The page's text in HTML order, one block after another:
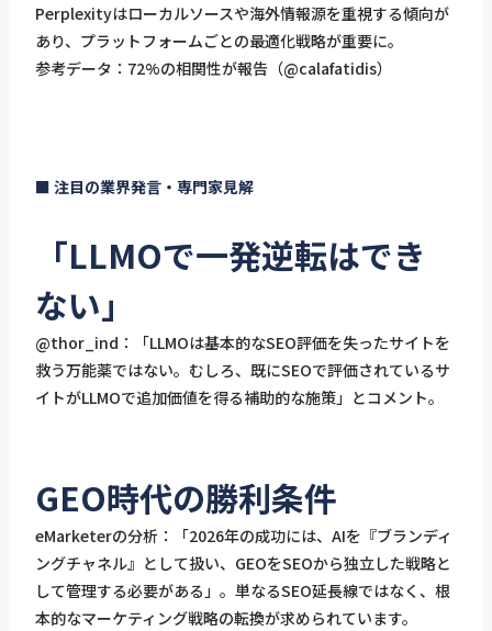
Perplexityはローカルソースや海外情報源を重視する傾向が
あり、プラットフォームごとの最適化戦略が重要に。
参考データ：72%の相関性が報告（@calafatidis）
■ 注目の業界発言・専門家見解
「LLMOで一発逆転はでき
ない」
@thor_ind：「LLMOは基本的なSEO評価を失ったサイトを
救う万能薬ではない。むしろ、既にSEOで評価されているサ
イトがLLMOで追加価値を得る補助的な施策」とコメント。
GEO時代の勝利条件
eMarketerの分析：「2026年の成功には、AIを『ブランディ
ングチャネル』として扱い、GEOをSEOから独立した戦略と
して管理する必要がある」。単なるSEO延長線ではなく、根
本的なマーケティング戦略の転換が求められています。